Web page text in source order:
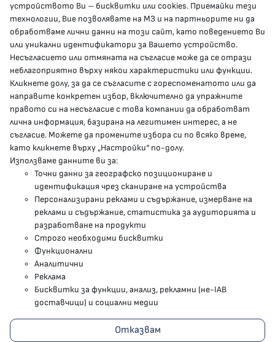
гр.София, 1000, пл. „Света Неделя“ №5
delovodstvo@mh.government.bg
presscenter@mh.government.bg
МЗ В СОЦИАЛНИТЕ МРЕЖИ
Facebook страница
Instragram профил
YouTube канал
Threads профил
Карта на сайта
Бисквитки
Условия за използване
Поверителност
устройството Ви – бисквитки или cookies. Приемайки тези
технологии, Вие позволявате на МЗ и на партньорите ни да
обработваме лични данни на този сайт, като поведението Ви
или уникални идентификатори за Вашето устройство.
Несъгласието или отмяната на съгласие може да се отрази
неблагоприятно върху някои характеристики или функции.
Кликнете долу, за да се съгласите с гореспоменатото или да
направите конкретен избор, включително да упражните
правото си на несъгласие с това компании да обработват
лична информация, базирана на легитимен интерес, а не
съгласие. Можете да промените избора си по всяко време,
като кликнете върху „Настройки“ по-долу.
Използваме данните ви за:
Точни данни за географско позициониране и
идентификация чрез сканиране на устройства
Персонализирани реклами и съдържание, измерване на
реклами и съдържание, статистика за аудиторията и
разработване на продукти
Строго необходими бисквитки
Функционални
Аналитични
Реклама
Бисквитки за функции, анализ, рекламни (не-IAB
доставчици) и социални медии
Отказвам